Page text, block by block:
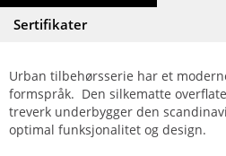
Sertifikater
Urban tilbehørsserie har et
formspråk. Den silkematte
treverk underbygger den
optimal funksjonalitet og design.